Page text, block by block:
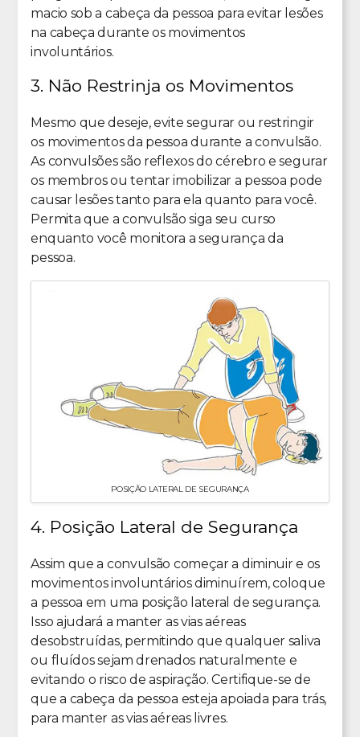
macio sob a cabeça da pessoa para evitar lesões
na cabeça durante os movimentos
involuntários.
3. Não Restrinja os Movimentos
Mesmo que deseje, evite segurar ou restringir
os movimentos da pessoa durante a convulsão.
As convulsões são reflexos do cérebro e segurar
os membros ou tentar imobilizar a pessoa pode
causar lesões tanto para ela quanto para você.
Permita que a convulsão siga seu curso
enquanto você monitora a segurança da
pessoa.
POSIÇÃO LATERAL DE SEGURANÇA
4. Posição Lateral de Segurança
Assim que a convulsão começar a diminuir e os
movimentos involuntários diminuírem, coloque
a pessoa em uma posição lateral de segurança.
Isso ajudará a manter as vias aéreas
desobstruídas, permitindo que qualquer saliva
ou fluídos sejam drenados naturalmente e
evitando o risco de aspiração. Certifique-se de
que a cabeça da pessoa esteja apoiada para trás,
para manter as vias aéreas livres.